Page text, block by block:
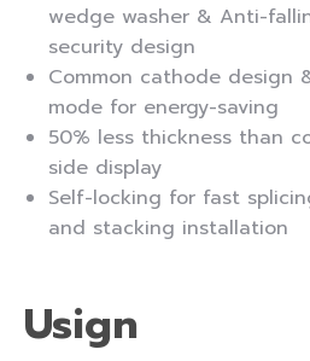
wedge washer & Anti-
security design
Common cathode design
mode for energy-saving
50% less thickness than
side display
Self-locking for fast
and stacking installation
Usign